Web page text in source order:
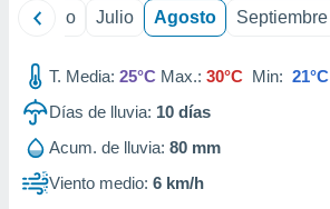
Junio Julio Agosto Septiembre
T. Media: 25°C Max.: 30°C Min: 21°C
Días de lluvia: 10 días
Acum. de lluvia: 80 mm
Viento medio: 6 km/h